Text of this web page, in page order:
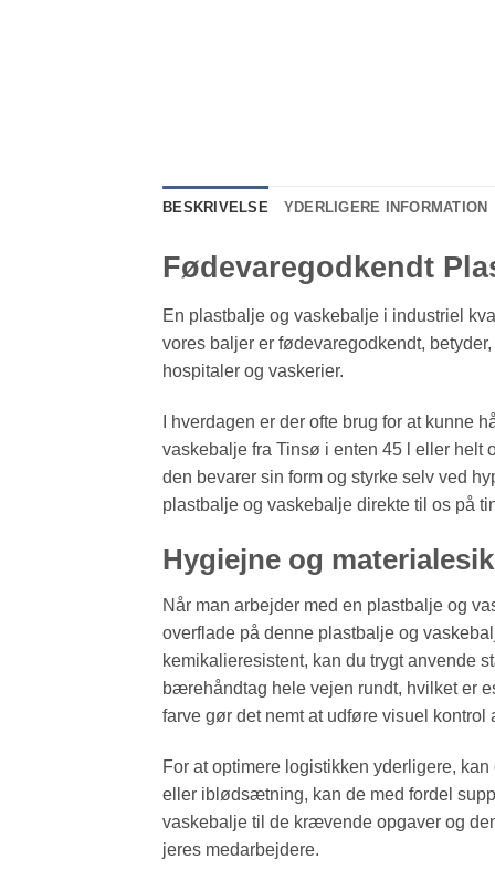
BESKRIVELSE YDERLIGERE INFORMATION
Fødevaregodkendt
En plastbalje og vaskebalje i industriel
vores baljer er fødevaregodkendt,
hospitaler og vaskerier.
I hverdagen er der ofte brug for at
vaskebalje fra Tinsø i enten 45 l eller helt
den bevarer sin form og styrke selv ved
plastbalje og vaskebalje direkte til os på
Hygiejne og
Når man arbejder med en plastbalje og
overflade på denne plastbalje og
kemikalieresistent, kan du trygt anvende
bærehåndtag hele vejen rundt, hvilket er
farve gør det nemt at udføre visuel
For at optimere logistikken yderligere,
eller iblødsætning, kan de med fordel
vaskebalje til de krævende opgaver og
jeres medarbejdere.